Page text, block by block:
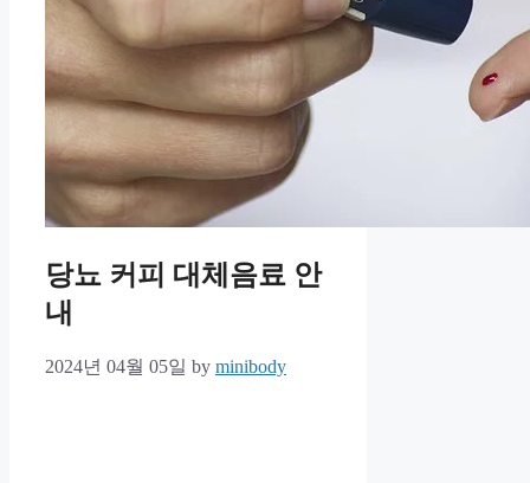
당뇨 커피 대체음료 안
내
2024년 04월 05일 by minibody